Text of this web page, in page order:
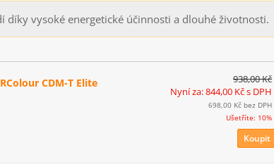
vysoké energetické účinnosti a dlouhé životnosti.
CDM-T Elite
938,00 Kč
Nyní za: 844,00 Kčs DPH
698,00 Kč bez DPH
Ušetříte: 10%
Koupit